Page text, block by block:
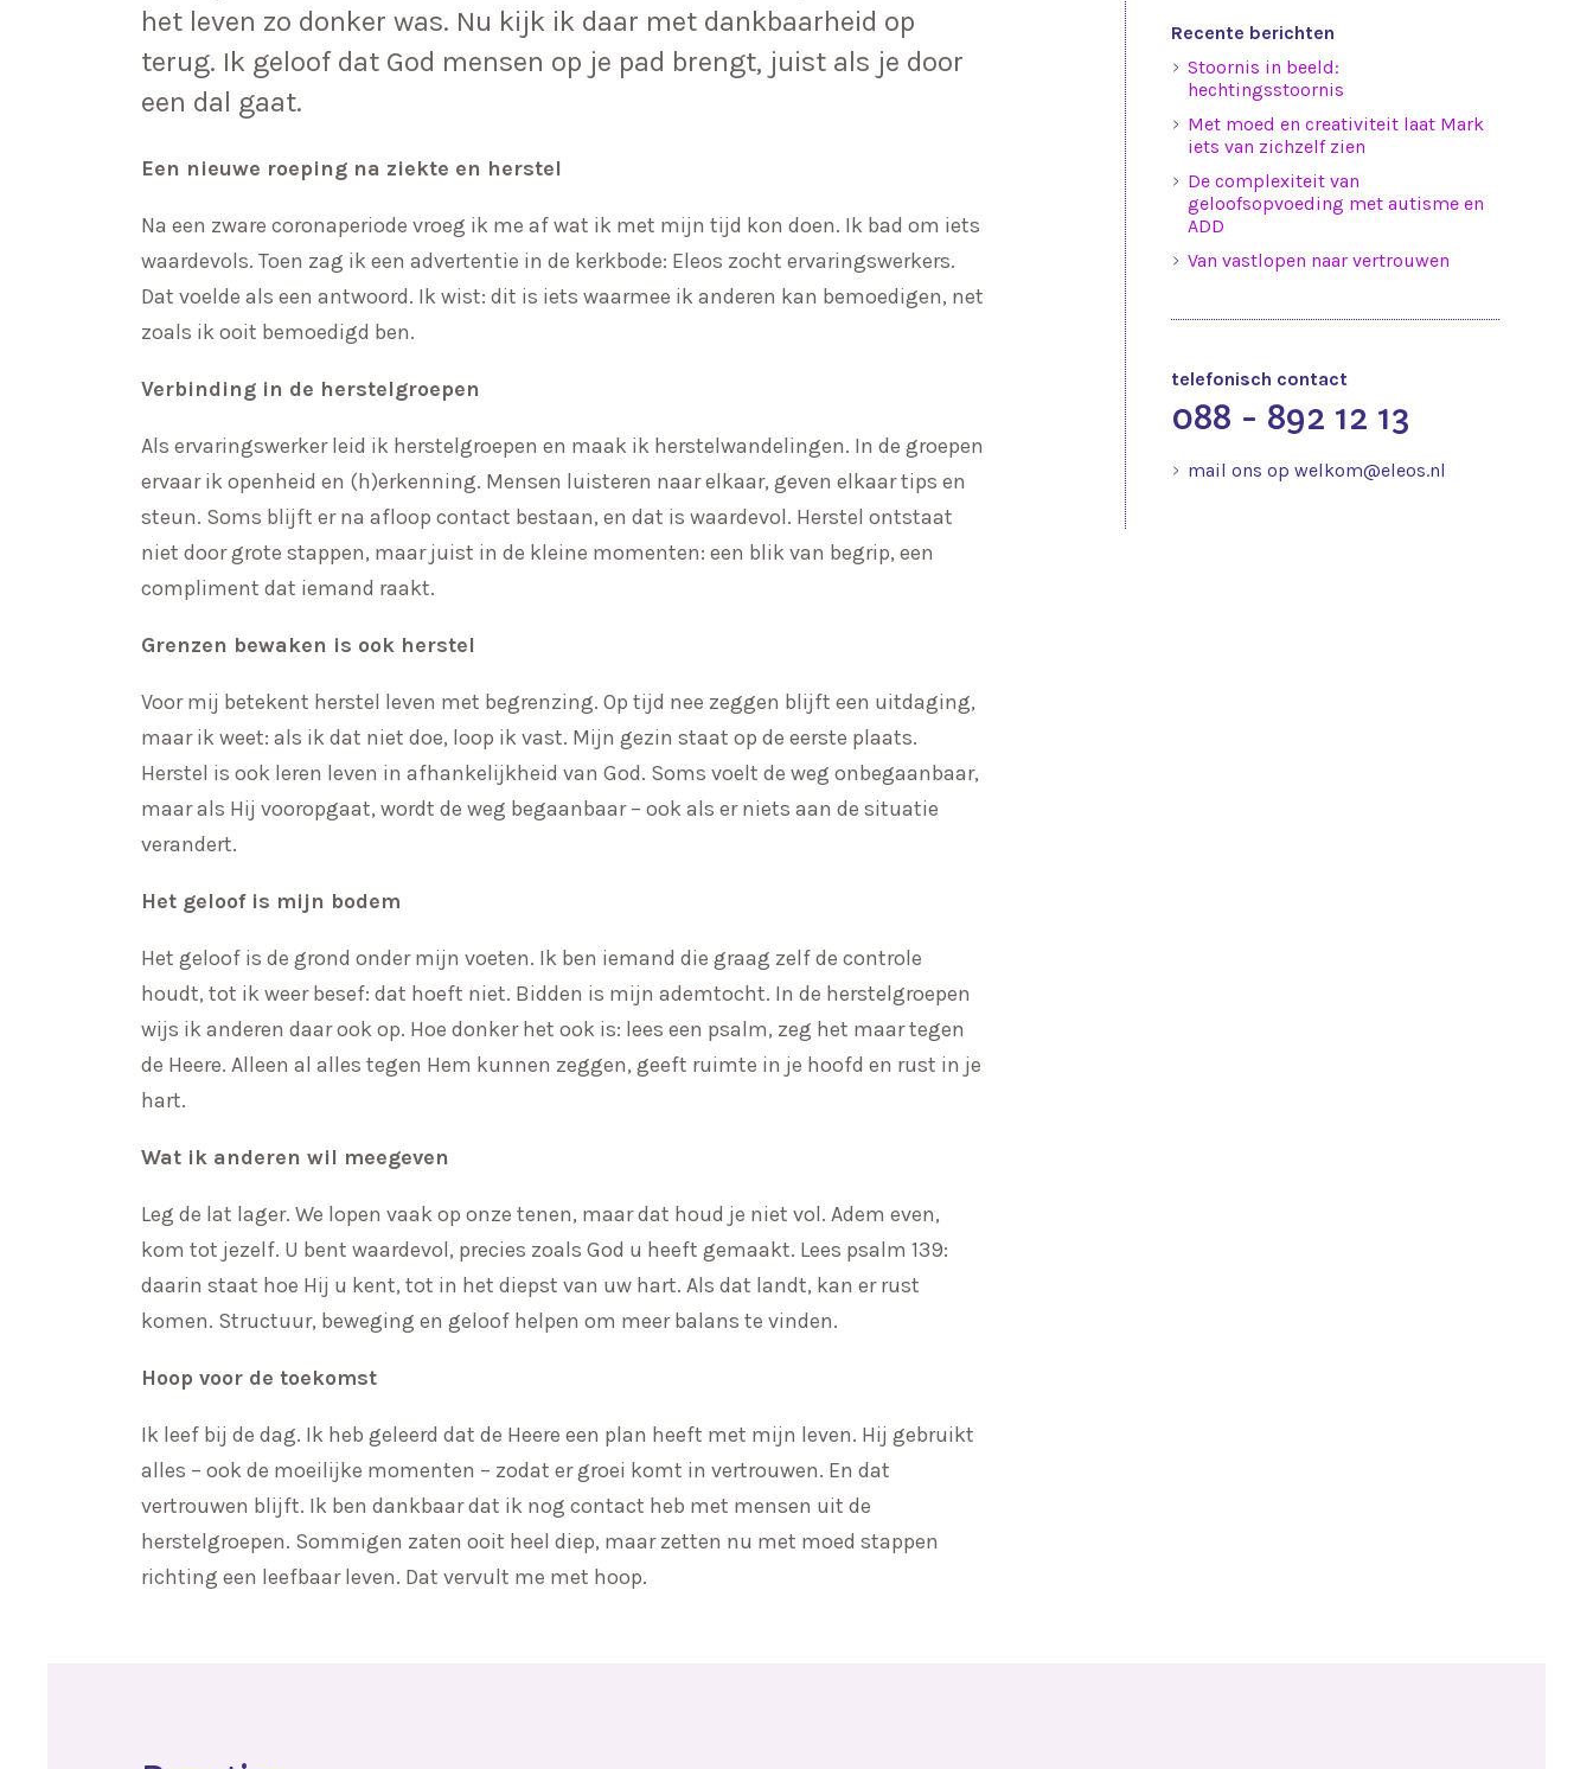
het leven zo donker was. Nu kijk ik daar met dankbaarheid op
terug. Ik geloof dat God mensen op je pad brengt, juist als je door
een dal gaat.
Een nieuwe roeping na ziekte en herstel
Na een zware coronaperiode vroeg ik me af wat ik met mijn tijd kon doen. Ik bad om iets
waardevols. Toen zag ik een advertentie in de kerkbode: Eleos zocht ervaringswerkers.
Dat voelde als een antwoord. Ik wist: dit is iets waarmee ik anderen kan bemoedigen, net
zoals ik ooit bemoedigd ben.
Verbinding in de herstelgroepen
Als ervaringswerker leid ik herstelgroepen en maak ik herstelwandelingen. In de groepen
ervaar ik openheid en (h)erkenning. Mensen luisteren naar elkaar, geven elkaar tips en
steun. Soms blijft er na afloop contact bestaan, en dat is waardevol. Herstel ontstaat
niet door grote stappen, maar juist in de kleine momenten: een blik van begrip, een
compliment dat iemand raakt.
Grenzen bewaken is ook herstel
Voor mij betekent herstel leven met begrenzing. Op tijd nee zeggen blijft een uitdaging,
maar ik weet: als ik dat niet doe, loop ik vast. Mijn gezin staat op de eerste plaats.
Herstel is ook leren leven in afhankelijkheid van God. Soms voelt de weg onbegaanbaar,
maar als Hij vooropgaat, wordt de weg begaanbaar – ook als er niets aan de situatie
verandert.
Het geloof is mijn bodem
Het geloof is de grond onder mijn voeten. Ik ben iemand die graag zelf de controle
houdt, tot ik weer besef: dat hoeft niet. Bidden is mijn ademtocht. In de herstelgroepen
wijs ik anderen daar ook op. Hoe donker het ook is: lees een psalm, zeg het maar tegen
de Heere. Alleen al alles tegen Hem kunnen zeggen, geeft ruimte in je hoofd en rust in je
hart.
Wat ik anderen wil meegeven
Leg de lat lager. We lopen vaak op onze tenen, maar dat houd je niet vol. Adem even,
kom tot jezelf. U bent waardevol, precies zoals God u heeft gemaakt. Lees psalm 139:
daarin staat hoe Hij u kent, tot in het diepst van uw hart. Als dat landt, kan er rust
komen. Structuur, beweging en geloof helpen om meer balans te vinden.
Hoop voor de toekomst
Ik leef bij de dag. Ik heb geleerd dat de Heere een plan heeft met mijn leven. Hij gebruikt
alles – ook de moeilijke momenten – zodat er groei komt in vertrouwen. En dat
vertrouwen blijft. Ik ben dankbaar dat ik nog contact heb met mensen uit de
herstelgroepen. Sommigen zaten ooit heel diep, maar zetten nu met moed stappen
richting een leefbaar leven. Dat vervult me met hoop.
Recente berichten
Stoornis in beeld:
hechtingsstoornis
Met moed en creativiteit laat Mark
iets van zichzelf zien
De complexiteit van
geloofsopvoeding met autisme en
ADD
Van vastlopen naar vertrouwen
telefonisch contact
088 - 892 12 13
mail ons op welkom@eleos.nl